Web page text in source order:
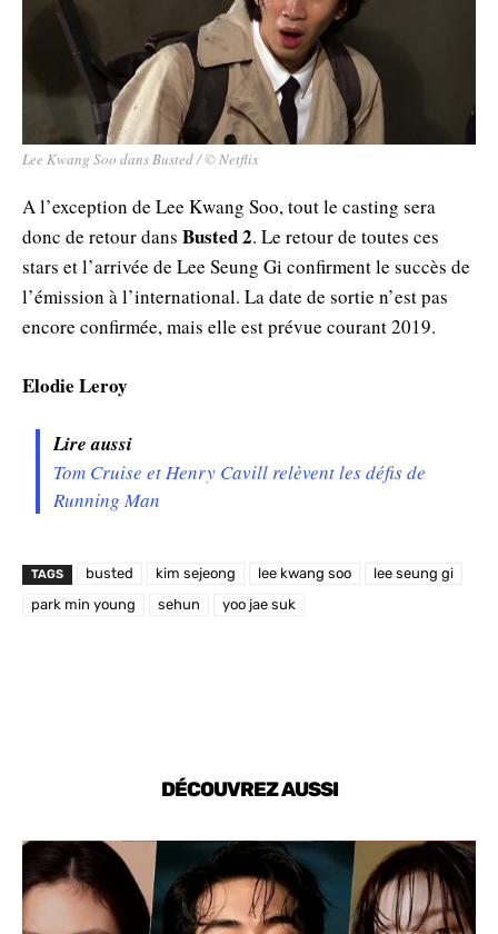
Lee Kwang Soo dans Busted / © Netflix
A l’exception de Lee Kwang Soo, tout le casting sera
donc de retour dans Busted 2. Le retour de toutes ces
stars et l’arrivée de Lee Seung Gi confirment le succès de
l’émission à l’international. La date de sortie n’est pas
encore confirmée, mais elle est prévue courant 2019.
Elodie Leroy
Lire aussi
Tom Cruise et Henry Cavill relèvent les défis de
Running Man
TAGS busted kim sejeong lee kwang soo
lee seung gi
park min young
sehun yoo jae suk
DÉCOUVREZ AUSSI